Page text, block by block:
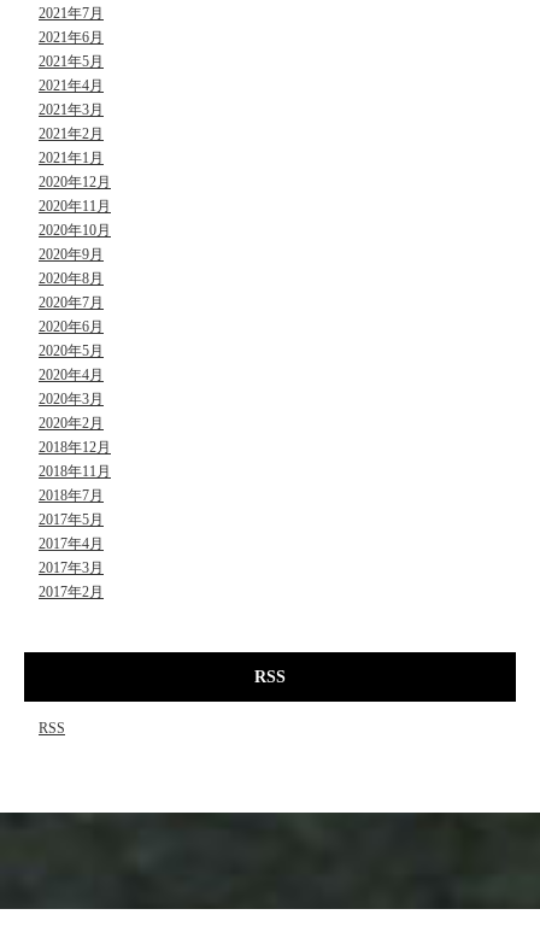
2021年7月
2021年6月
2021年5月
2021年4月
2021年3月
2021年2月
2021年1月
2020年12月
2020年11月
2020年10月
2020年9月
2020年8月
2020年7月
2020年6月
2020年5月
2020年4月
2020年3月
2020年2月
2018年12月
2018年11月
2018年7月
2017年5月
2017年4月
2017年3月
2017年2月
RSS
RSS